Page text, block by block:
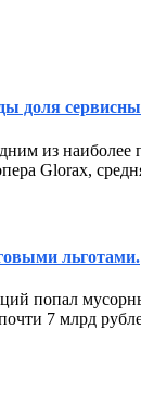
доля
из
Glorax,
льготами.
попал
7 млрд